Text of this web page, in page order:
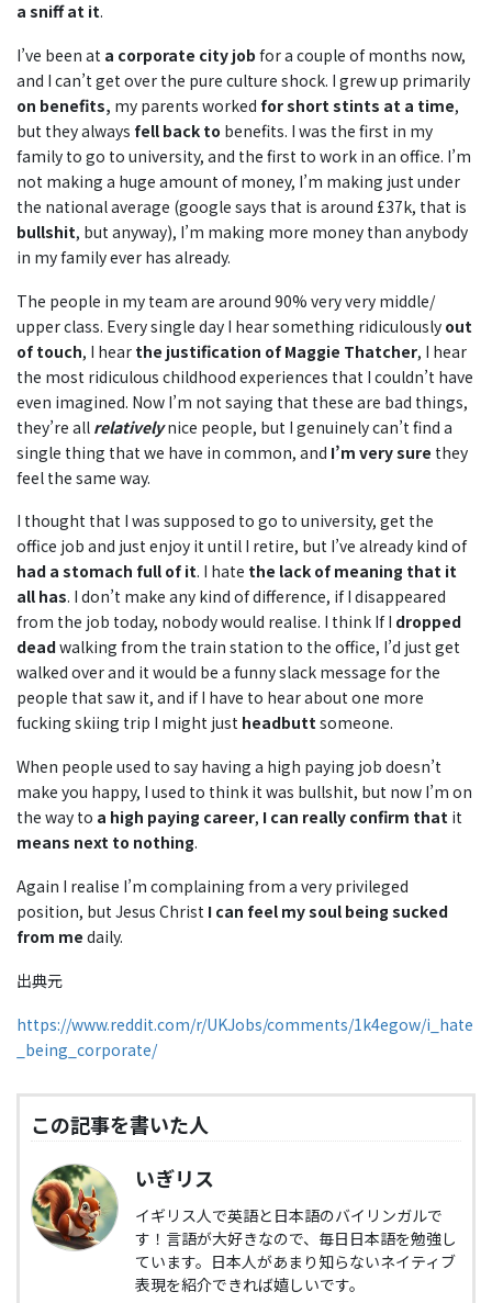
a sniff at it.
I’ve been at a corporate city job for a couple of months now,
and I can’t get over the pure culture shock. I grew up primarily
on benefits, my parents worked for short stints at a time,
but they always fell back to benefits. I was the first in my
family to go to university, and the first to work in an office. I’m
not making a huge amount of money, I’m making just under
the national average (google says that is around £37k, that is
bullshit, but anyway), I’m making more money than anybody
in my family ever has already.
The people in my team are around 90% very very middle/
upper class. Every single day I hear something ridiculously out
of touch, I hear the justification of Maggie Thatcher, I hear
the most ridiculous childhood experiences that I couldn’t have
even imagined. Now I’m not saying that these are bad things,
they’re all relativelynice people, but I genuinely can’t find a
single thing that we have in common, and I’m very sure they
feel the same way.
I thought that I was supposed to go to university, get the
office job and just enjoy it until I retire, but I’ve already kind of
had a stomach full of it. I hate the lack of meaning that it
all has. I don’t make any kind of difference, if I disappeared
from the job today, nobody would realise. I think If I dropped
deadwalking from the train station to the office, I’d just get
walked over and it would be a funny slack message for the
people that saw it, and if I have to hear about one more
fucking skiing trip I might just headbuttsomeone.
When people used to say having a high paying job doesn’t
make you happy, I used to think it was bullshit, but now I’m on
the way to a high paying career, I can really confirm that it
means next to nothing.
Again I realise I’m complaining from a very privileged
position, but Jesus Christ I can feel my soul being sucked
from me daily.
出典元
https://www.reddit.com/r/UKJobs/comments/1k4egow/i_hate
_being_corporate/
この記事を書いた人
いぎリス
イギリス人で英語と日本語のバイリンガルで
す！言語が大好きなので、毎日日本語を勉強し
ています。日本人があまり知らないネイティブ
表現を紹介できれば嬉しいです。